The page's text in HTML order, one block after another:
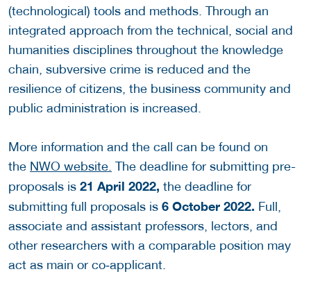
(technological) tools and methods. Through an
integrated approach from the technical, social and
humanities disciplines throughout the knowledge
chain, subversive crime is reduced and the
resilience of citizens, the business community and
public administration is increased.
More information and the call can be found on
the NWO website. The deadline for submitting pre-
proposals is 21 April 2022, the deadline for
submitting full proposals is 6 October 2022. Full,
associate and assistant professors, lectors, and
other researchers with a comparable position may
act as main or co‐applicant.